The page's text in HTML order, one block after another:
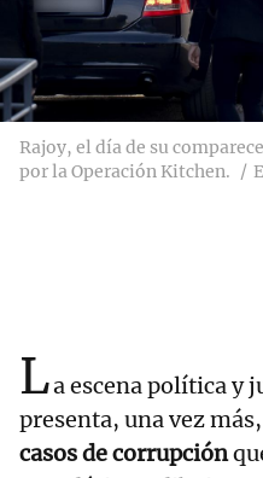
Rajoy, el día de su
por la Operación Kitchen.
La escena política y
presenta, una vez más,
casos de corrupción